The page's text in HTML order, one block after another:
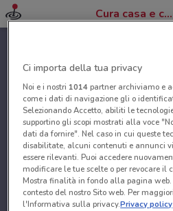
Cura casa e corpo
Ci importa della tua privacy
Noi e i nostri 1014partner archiviamo e
come i dati di navigazione gli o
Selezionando Accetto, abiliti le
supportino gli scopi mostrati alla voce
dati da fornire". Nel caso in cui queste
disabilitate, alcuni contenuti e annunci
essere rilevanti. Puoi accedere
modificare le tue scelte o per revocare il
Mostra finalità in fondo alla pagina
contesto del nostro Sito web. Per
l'Informativa sulla privacy.Privacy policy